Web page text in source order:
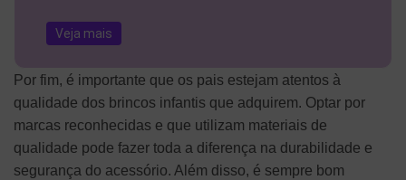
Veja mais
Por fim, é importante que os pais estejam atentos à
qualidade dos brincos infantis que adquirem. Optar por
marcas reconhecidas e que utilizam materiais de
qualidade pode fazer toda a diferença na durabilidade e
segurança do acessório. Além disso, é sempre bom